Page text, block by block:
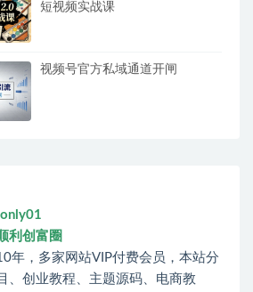
短视频实战课
视频号官方私域通道开闸
利创富圈
年，多家网站VIP付费会员，本站分
、创业教程、主题源码、电商教